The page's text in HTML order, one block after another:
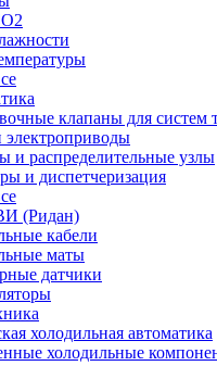
клапаны для систем
и распределительные узлы
и диспетчеризация
(Ридан)
кабели
маты
датчики
холодильная автоматика
холодильные